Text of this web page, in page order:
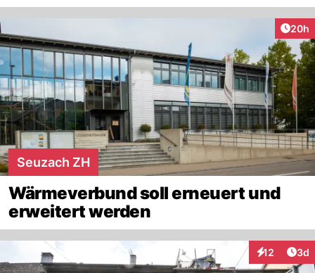
20h
Seuzach ZH
Wärmeverbund soll erneuert und
erweitert werden
12
Interaktionen
3d